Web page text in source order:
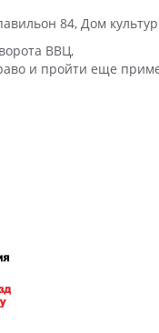
84, Дом
ВВЦ,
и пройти еще